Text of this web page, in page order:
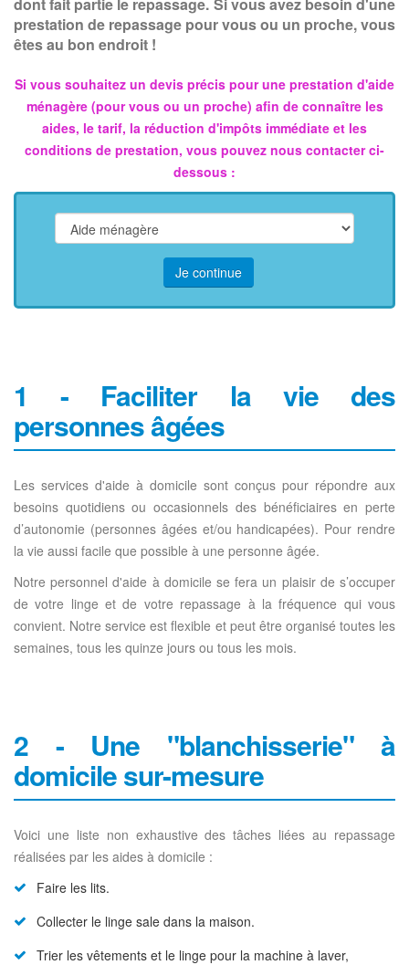
prestation de repassage pour vous ou un proche, vous
êtes au bon endroit !
Si vous souhaitez un devis précis pour une prestation d'aide
ménagère (pour vous ou un proche) afin de connaître les
aides, le tarif, la réduction d'impôts immédiate et les
conditions de prestation, vous pouvez nous contacter ci-
dessous :
Je continue
1 - Faciliter la vie des
personnes âgées
Les services d'aide à domicile sont conçus pour répondre aux
besoins quotidiens ou occasionnels des bénéficiaires en perte
d’autonomie (personnes âgées et/ou handicapées). Pour rendre
la vie aussi facile que possible à une personne âgée.
Notre personnel d'aide à domicile se fera un plaisir de s’occuper
de votre linge et de votre repassage à la fréquence qui vous
convient. Notre service est flexible et peut être organisé toutes les
semaines, tous les quinze jours ou tous les mois.
2 - Une "blanchisserie" à
domicile sur-mesure
Voici une liste non exhaustive des tâches liées au repassage
réalisées par les aides à domicile :
Faire les lits.
Collecter le linge sale dans la maison.
Trier les vêtements et le linge pour la machine à laver,